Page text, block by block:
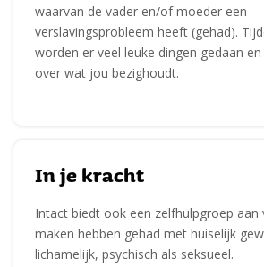
waarvan de vader en/of moeder een
verslavingsprobleem heeft (gehad).
worden er veel leuke dingen gedaan
over wat jou bezighoudt.
In je kracht
Intact biedt ook een zelfhulpgroep aan
maken hebben gehad met huiselijk
lichamelijk, psychisch als seksueel.